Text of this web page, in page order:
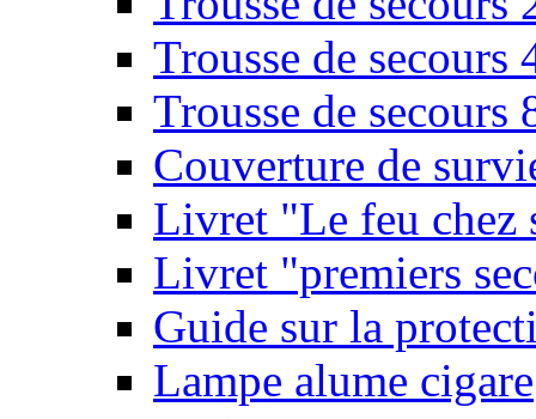
Trousse de secours
Trousse de secours
Couverture de
Livret "Le feu chez
Livret "premiers
Guide sur la
Lampe alume cigare